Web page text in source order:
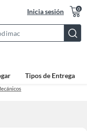
Inicia sesión 0
Bar
Tipos de Entrega